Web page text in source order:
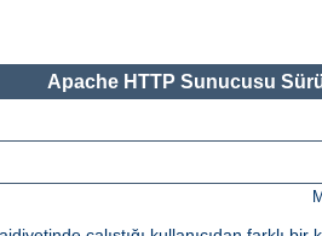
Apache HTTP Sunucusu